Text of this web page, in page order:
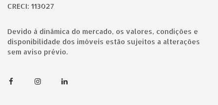
CRECI: 113027
Devido à dinâmica do mercado, os valores, condições e
disponibilidade dos imóveis estão sujeitos a alterações
sem aviso prévio.
FacebookInstagramLinkedin